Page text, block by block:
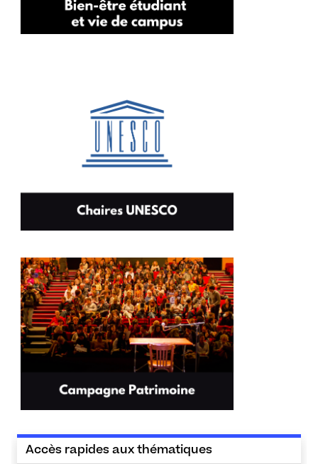
Accès rapides aux thématiques